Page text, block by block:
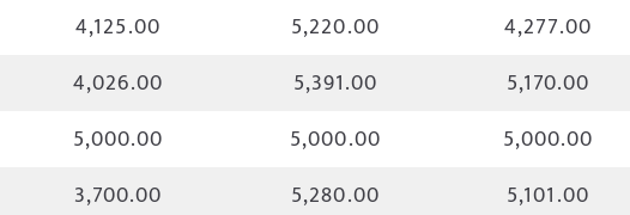
4,125.00 5,220.00
4,277.00
4,026.00 5,391.00
5,170.00
5,000.00 5,000.00
5,000.00
3,700.00 5,280.00
5,101.00